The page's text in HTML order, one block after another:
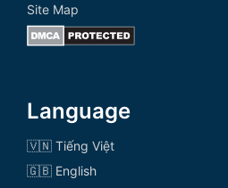
Site Map
Language
🇻🇳 Tiếng Việt
🇬🇧 English